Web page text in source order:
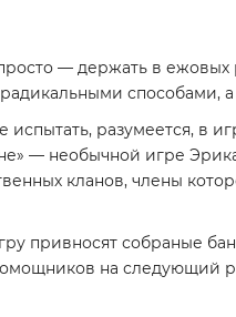
— держать в
способами, а
испытать, разумеется, в
— необычной игре
кланов, члены
привносят собраные
на следующий